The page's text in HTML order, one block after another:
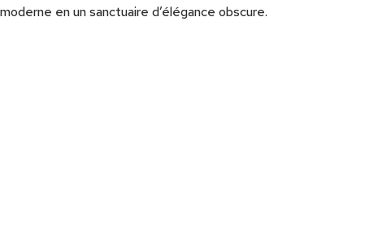
moderne en un sanctuaire d’élégance obscure.